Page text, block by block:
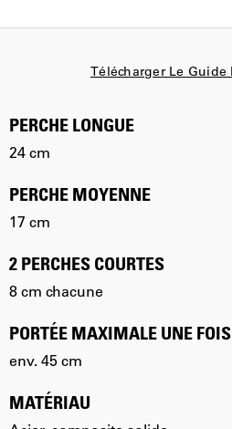
Télécharger Le Guide
PERCHE LONGUE
24 cm
PERCHE MOYENNE
17 cm
2 PERCHES COURTES
8 cm chacune
PORTÉE MAXIMALE UNE
env. 45 cm
MATÉRIAU